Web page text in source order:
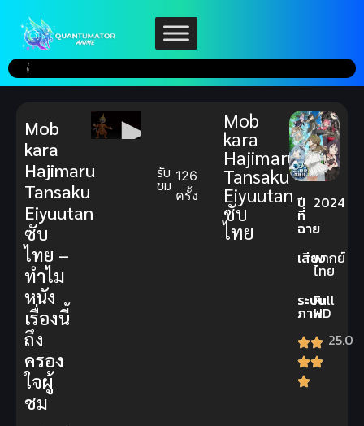
รับ
ชม 126
ครั้ง
Mob
kara
Hajimaru
Tansaku
Eiyuutan
ซับ
ไทย
ปี
ที่
ฉาย
2024
เสียงพากย์
ไทย
ระบบ
ภาพ
Full
HD
25.0
Mob
kara
Hajimaru
Tansaku
Eiyuutan
ซับ
ไทย –
ทำไม
หนัง
เรื่องนี้
ถึง
ครอง
ใจผู้
ชม